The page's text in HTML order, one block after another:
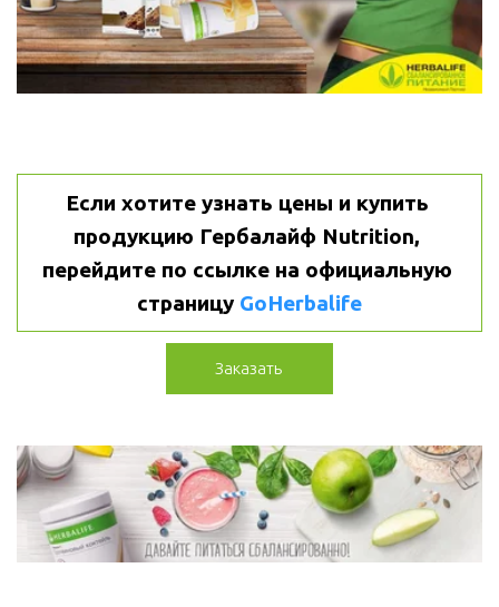
Если хотите узнать цены и купить
продукцию Гербалайф Nutrition,
перейдите по ссылке на официальную
страницу GoHerbalife
Заказать